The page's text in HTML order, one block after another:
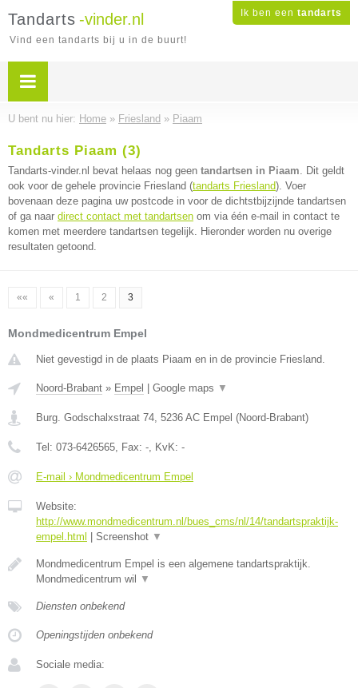
Ik ben een tandarts
Tandarts -vinder.nl
Vind een tandarts bij u in de buurt!
U bent nu hier: Home » Friesland » Piaam
Tandarts Piaam (3)
Tandarts-vinder.nl bevat helaas nog geen tandartsen in Piaam. Dit geldt
ook voor de gehele provincie Friesland (tandarts Friesland). Voer
bovenaan deze pagina uw postcode in voor de dichtstbijzijnde tandartsen
of ga naar direct contact met tandartsen om via één e-mail in contact te
komen met meerdere tandartsen tegelijk. Hieronder worden nu overige
resultaten getoond.
«« « 1 2 3
Mondmedicentrum Empel
Niet gevestigd in de plaats Piaam en in de provincie Friesland.
Noord-Brabant » Empel Google maps ▼
Burg. Godschalxstraat 74, 5236 AC Empel (Noord-Brabant)
Tel: 073-6426565, Fax: -, KvK: -
E-mail › Mondmedicentrum Empel
Website:
http://www.mondmedicentrum.nl/bues_cms/nl/14/tandartspraktijk-
empel.html
Screenshot ▼
Mondmedicentrum Empel is een algemene tandartspraktijk.
Mondmedicentrum wil
▼
Diensten onbekend
Openingstijden onbekend
Sociale media: